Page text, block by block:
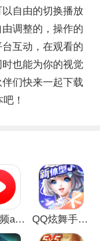
自由的切换播放
调整的，操作的
互动，在观看的
也能为你的视觉
们快来一起下载
！
西瓜视频app安卓版 QQ炫舞手游破解版